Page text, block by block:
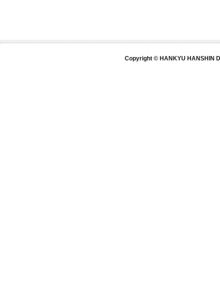
Copyright © HANKYU HANSHIN